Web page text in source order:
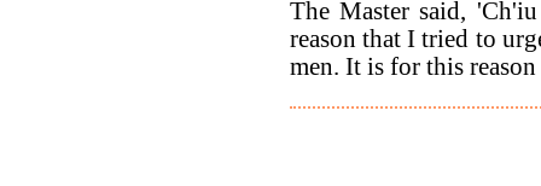
The Master said,
reason that I tried to
men. It is for this